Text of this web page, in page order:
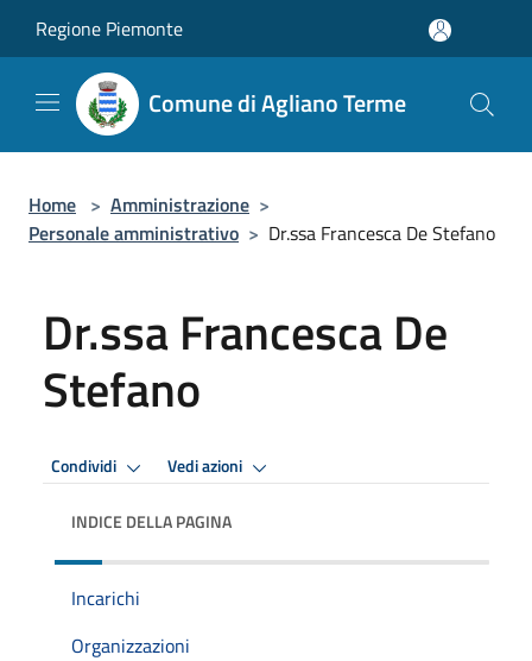
Regione Piemonte
Comune di Agliano Terme
Home > Amministrazione >
Personale amministrativo > Dr.ssa Francesca De Stefano
Dr.ssa Francesca De
Stefano
Condividi Vedi azioni
INDICE DELLA PAGINA
Incarichi
Organizzazioni